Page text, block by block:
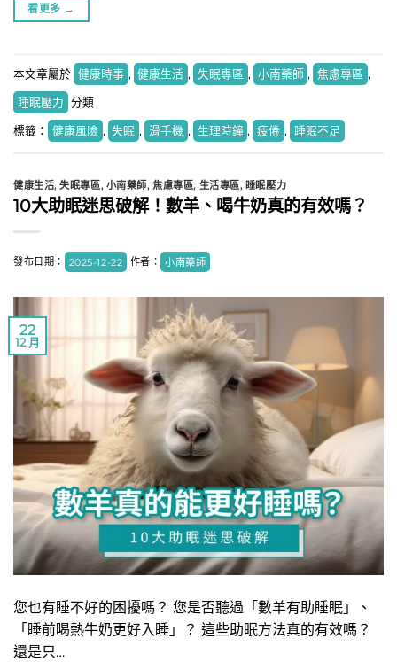
看更多 →
本文章屬於 健康時事 , 健康生活 , 失眠專區 , 小南藥師 , 焦慮專區 ,
睡眠壓力 分類
標籤： 健康風險 , 失眠 , 滑手機 , 生理時鐘 , 疲倦 , 睡眠不足
健康生活,失眠專區, 小南藥師,焦慮專區, 生活專區, 睡眠壓力
10大助眠迷思破解！數羊、喝牛奶真的有效嗎？
發布日期： 2025-12-22 作者： 小南藥師
22
12 月
您也有睡不好的困擾嗎？ 您是否聽過「數羊有助睡眠」、
「睡前喝熱牛奶更好入睡」？ 這些助眠方法真的有效嗎？
還是只…